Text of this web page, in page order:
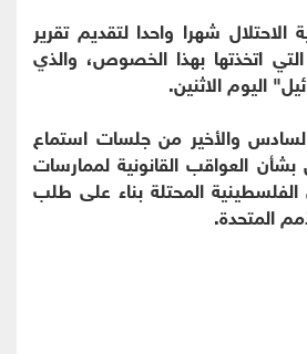
الاحتلال شهرا واحدا لتقديم تقرير
اتخذتها بهذا الخصوص، والذي
اليوم الاثنين.
والأخير من جلسات استماع
العواقب القانونية لممارسات
الفلسطينية المحتلة بناء على طلب
المتحدة.